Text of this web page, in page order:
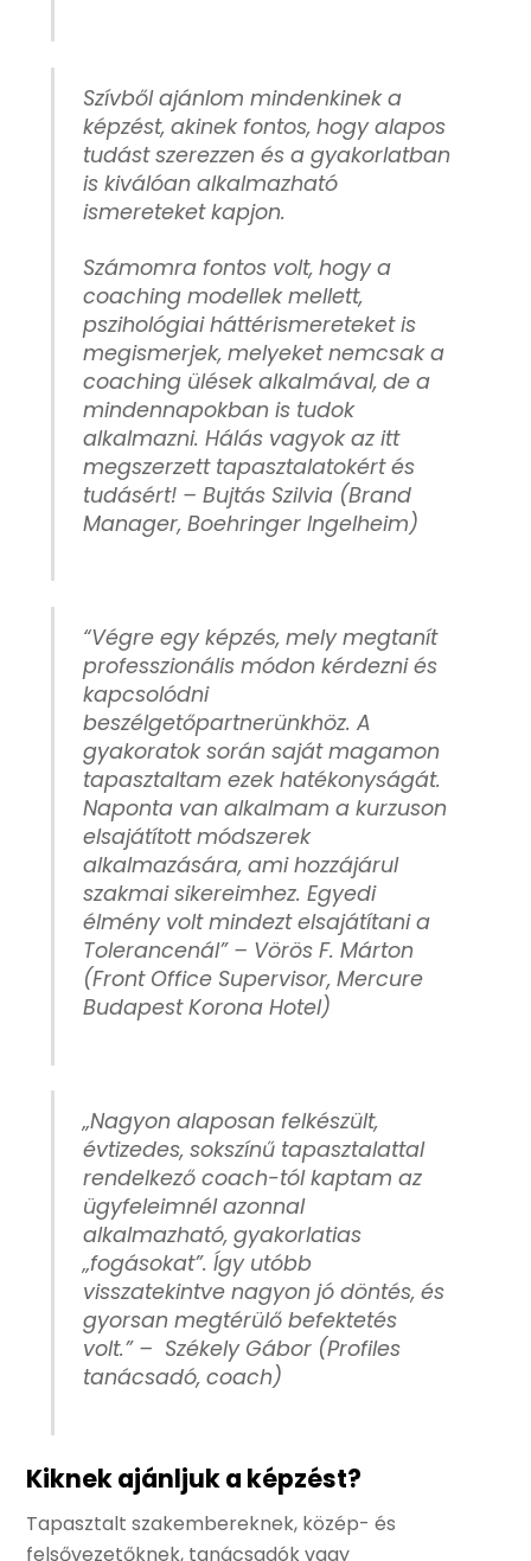
Szívből ajánlom mindenkinek a
képzést, akinek fontos, hogy alapos
tudást szerezzen és a gyakorlatban
is kiválóan alkalmazható
ismereteket kapjon.
Számomra fontos volt, hogy a
coaching modellek mellett,
pszihológiai háttérismereteket is
megismerjek, melyeket nemcsak a
coaching ülések alkalmával, de a
mindennapokban is tudok
alkalmazni. Hálás vagyok az itt
megszerzett tapasztalatokért és
tudásért! –Bujtás Szilvia (Brand
Manager, Boehringer Ingelheim)
“Végre egy képzés, mely megtanít
professzionális módon kérdezni és
kapcsolódni
beszélgetőpartnerünkhöz. A
gyakoratok során saját magamon
tapasztaltam ezek hatékonyságát.
Naponta van alkalmam a kurzuson
elsajátított módszerek
alkalmazására, ami hozzájárul
szakmai sikereimhez. Egyedi
élmény volt mindezt elsajátítani a
Tolerancenál” – Vörös F. Márton
(Front Office Supervisor, Mercure
Budapest Korona Hotel)
„Nagyon alaposan felkészült,
évtizedes, sokszínű tapasztalattal
rendelkező coach-tól kaptam az
ügyfeleimnél azonnal
alkalmazható, gyakorlatias
„fogásokat”. Így utóbb
visszatekintve nagyon jó döntés, és
gyorsan megtérülő befektetés
volt.” – Székely Gábor (Profiles
tanácsadó, coach)
Kiknek ajánljuk a képzést?
Tapasztalt szakembereknek, közép- és
felsővezetőknek, tanácsadók vagy